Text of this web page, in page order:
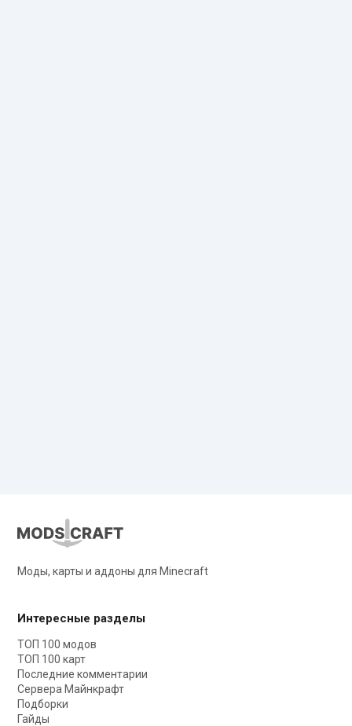
Моды, карты и аддоны для Minecraft
Интересные разделы
ТОП 100 модов
ТОП 100 карт
Последние комментарии
Сервера Майнкрафт
Подборки
Гайды